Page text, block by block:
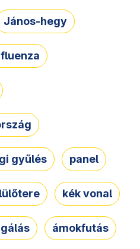
János-hegy
gyűlés panel
kék vonal
ámokfutás